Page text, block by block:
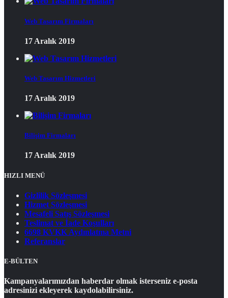
Web Tasarım Firmaları
17 Aralık 2019
Web Tasarım Hizmetleri
17 Aralık 2019
Bilişim Firmaları
17 Aralık 2019
HIZLI MENÜ
Gizlilik Sözleşmesi
Hizmet Sözleşmesi
Mesafeli Satış Sözleşmesi
Teslimat ve İade Koşulları
6698 KVKK Aydınlatma Metni
Referanslar
E-BÜLTEN
Kampanyalarımızdan haberdar olmak isterseniz e-posta
adresinizi ekleyerek kaydolabilirsiniz.